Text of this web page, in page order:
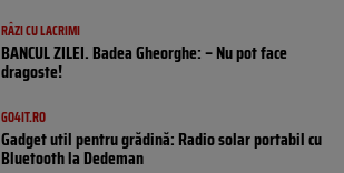
RÂZI CU LACRIMI
BANCUL ZILEI. Badea Gheorghe: – Nu pot face
dragoste!
GO4IT.RO
Gadget util pentru grădină: Radio solar portabil cu
Bluetooth la Dedeman